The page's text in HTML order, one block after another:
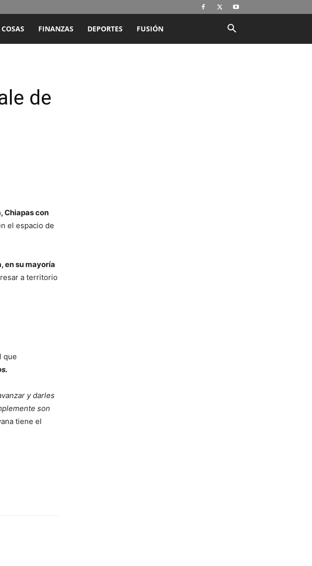
FINANZAS DEPORTES FUSIÓN
de
Chiapas con
el espacio de
en su mayoría
a territorio
que
y darles
son
tiene el